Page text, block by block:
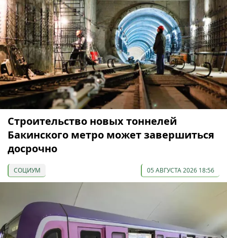
Строительство новых тоннелей
Бакинского метро может завершиться
досрочно
СОЦИУМ 05 АВГУСТА 2026 18:56